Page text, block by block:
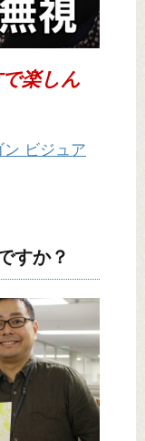
楽しん
ン ビジュア
すか？